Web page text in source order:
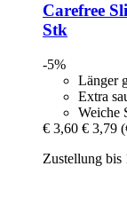
Carefree
Stk
-5%
Länger
Extra
Weiche
€ 3,60 € 3,79
Zustellung bis